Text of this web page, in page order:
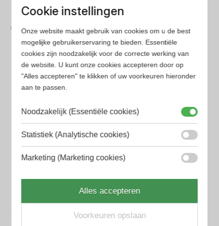
Bespaar tijd en geld
Wij hebben alle prijzen voor je verzameld zodat jij
minder tijd en geld kwijt bent
Populaire herengeuren
Amouage Heren parfum
Aramis Heren parfum
Armani Heren parfum
BVLGARI Heren parfum
Chanel Heren parfum
Cookie instellingen
Onze website maakt gebruik van cookies om u de best
mogelijke gebruikerservaring te bieden. Essentiële
cookies zijn noodzakelijk voor de correcte werking van
de website. U kunt onze cookies accepteren door op
"Alles accepteren" te klikken of uw voorkeuren hieronder
aan te passen.
Noodzakelijk (Essentiële cookies)
Statistiek (Analytische cookies)
Marketing (Marketing cookies)
Alles accepteren
Voorkeuren opslaan